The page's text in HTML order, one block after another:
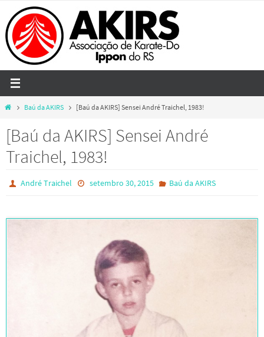
to
content
HomeBaú da AKIRS [Baú da AKIRS] Sensei André Traichel, 1983!
[Baú da AKIRS] Sensei André
Traichel, 1983!
André Traichel setembro 30, 2015 Baú da AKIRS